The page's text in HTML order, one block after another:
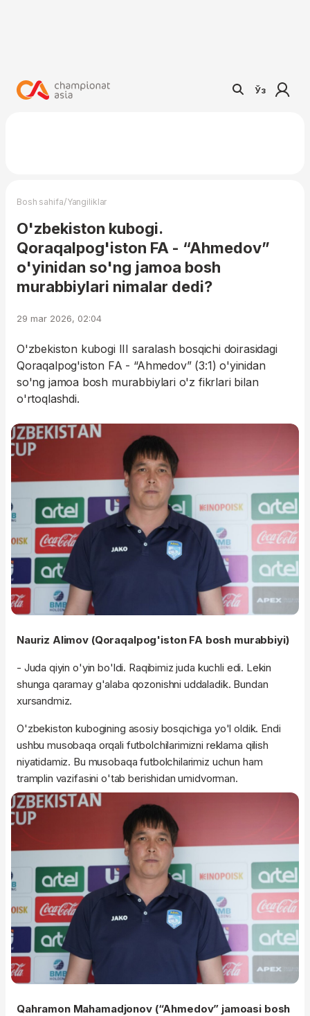
Ўз
Bosh sahifa/Yangiliklar
O'zbekiston kubogi.
Qoraqalpog'iston FA - “Ahmedov”
o'yinidan so'ng jamoa bosh
murabbiylari nimalar dedi?
29 mar 2026, 02:04
O'zbekiston kubogi III saralash bosqichi doirasidagi
Qoraqalpog'iston FA - “Ahmedov” (3:1) o'yinidan
so'ng jamoa bosh murabbiylari o'z fikrlari bilan
o'rtoqlashdi.
Nauriz Alimov (Qoraqalpog'iston FA bosh murabbiyi)
- Juda qiyin o'yin bo'ldi. Raqibimiz juda kuchli edi. Lekin
shunga qaramay g'alaba qozonishni uddaladik. Bundan
xursandmiz.
O'zbekiston kubogining asosiy bosqichiga yo'l oldik. Endi
ushbu musobaqa orqali futbolchilarimizni reklama qilish
niyatidamiz. Bu musobaqa futbolchilarimiz uchun ham
tramplin vazifasini o'tab berishidan umidvorman.
Qahramon Mahamadjonov (“Ahmedov” jamoasi bosh